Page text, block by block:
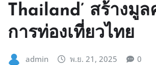
Thailand’ สร้างมู
การท่องเที่ยวไทย
admin พ.ย. 21, 2025 0